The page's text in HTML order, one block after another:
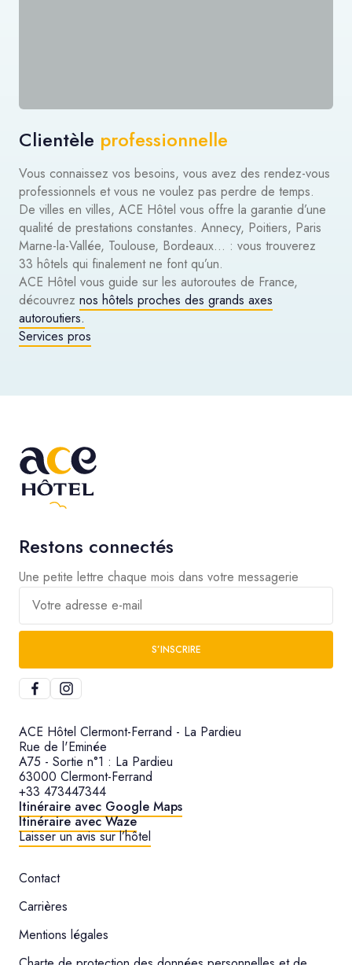
Clientèle professionnelle
Vous connaissez vos besoins, vous avez des rendez-vous
professionnels et vous ne voulez pas perdre de temps.
De villes en villes, ACE Hôtel vous offre la garantie d’une
qualité de prestations constantes. Annecy, Poitiers, Paris
Marne-la-Vallée, Toulouse, Bordeaux… : vous trouverez
33 hôtels qui finalement ne font qu’un.
ACE Hôtel vous guide sur les autoroutes de France,
découvrez nos hôtels proches des grands axes
autoroutiers.
Services pros
Restons connectés
Une petite lettre chaque mois dans votre messagerie
Votre adresse e-mail
S’INSCRIRE
ACE Hôtel Clermont-Ferrand - La Pardieu
Rue de l'Eminée
A75 - Sortie n°1 : La Pardieu
63000 Clermont-Ferrand
+33 473447344
Itinéraire avec Google Maps
Itinéraire avec Waze
Laisser un avis sur l’hôtel
Contact
Carrières
Mentions légales